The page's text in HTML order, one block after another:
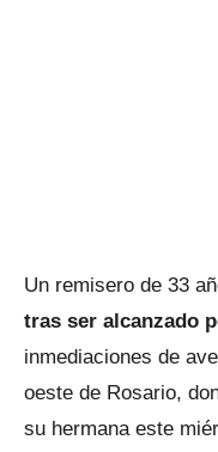
Un remisero de 33
tras ser alcanzado
inmediaciones de
oeste de Rosario,
su hermana este